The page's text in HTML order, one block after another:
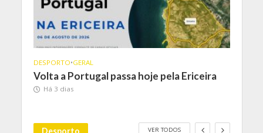
DESPORTO•GERAL
Volta a Portugal passa hoje pela Ericeira
Há 3 dias
Desporto VER TODOS